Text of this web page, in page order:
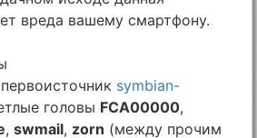
вреда вашему смартфону.
symbian-
головы FCA00000,
,swmail, zorn (между прочим